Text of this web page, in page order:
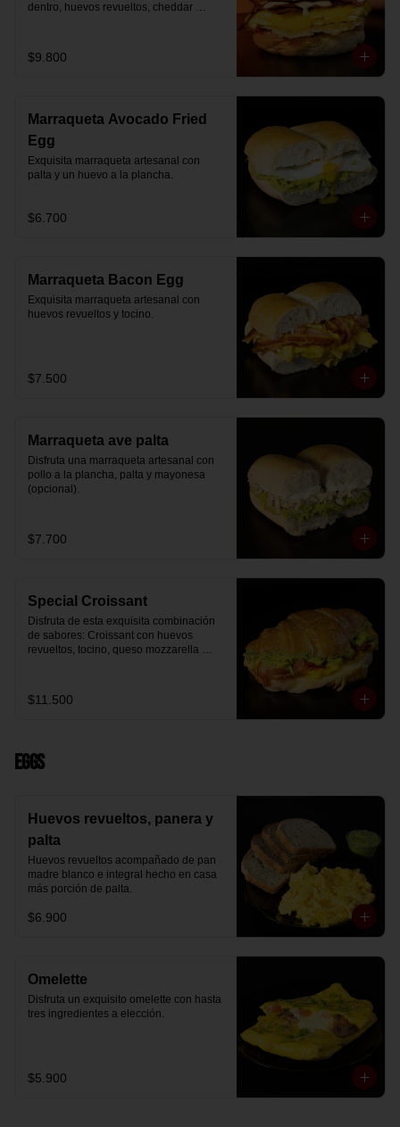
dentro, huevos revueltos, cheddar
partir el día en modo desayuno buffet.
$9.800
Marraqueta Avocado Fried
Egg
Exquisita marraqueta artesanal con
palta y un huevo a la plancha.
$6.700
Marraqueta Bacon Egg
Exquisita marraqueta artesanal con
huevos revueltos y tocino.
$7.500
Marraqueta ave palta
Disfruta una marraqueta artesanal con
pollo a la plancha, palta y mayonesa
(opcional).
$7.700
Special Croissant
Disfruta de esta exquisita combinación
de sabores: Croissant con huevos
revueltos, tocino, queso mozzarella
$11.500
Eggs
Huevos revueltos, panera y
palta
Huevos revueltos acompañado de pan
madre blanco e integral hecho en casa
más porción de palta.
$6.900
Omelette
Disfruta un exquisito omelette con hasta
tres ingredientes a elección.
$5.900